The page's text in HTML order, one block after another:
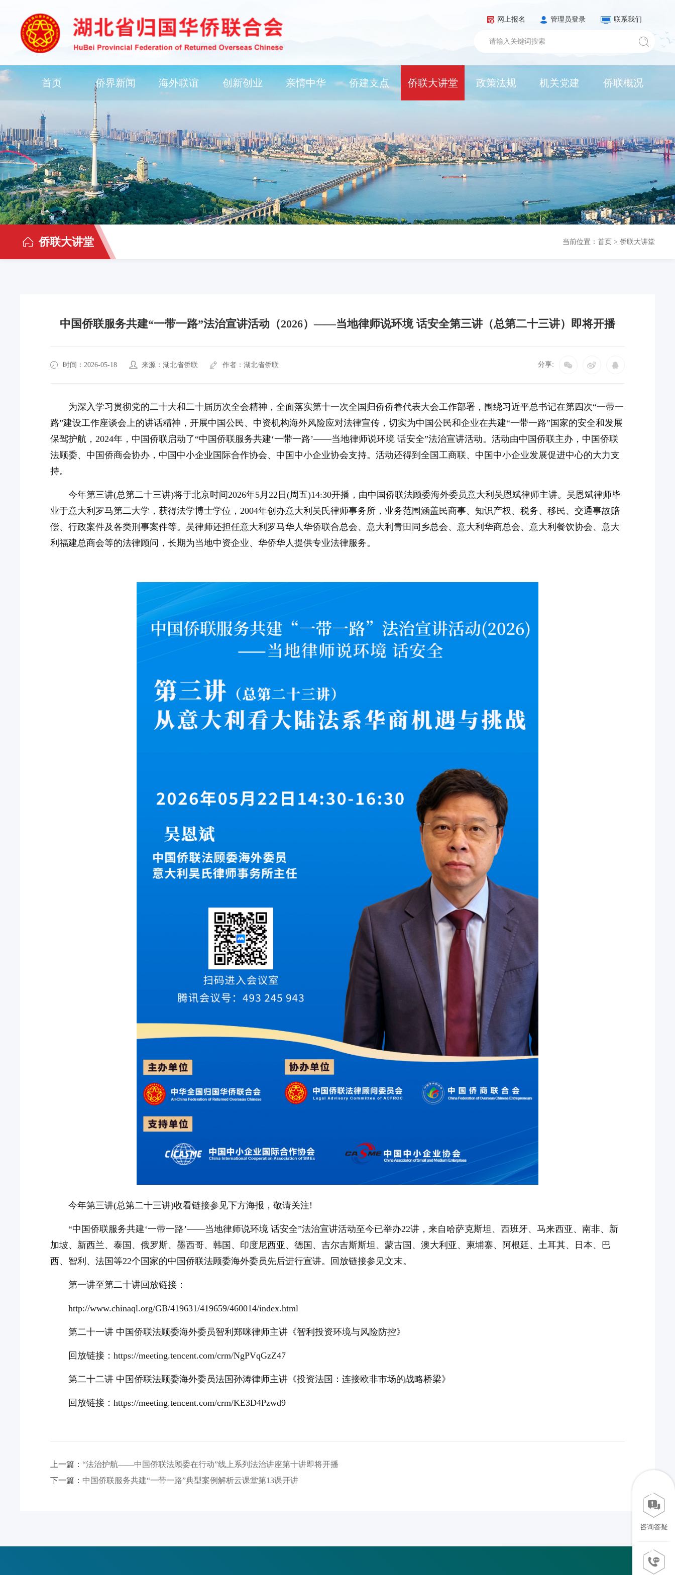
网上报名 管理员登录 联系我们
首页 侨界新闻 海外联谊 创新创业 亲情中华 侨建支点 侨联大讲堂 政策法规 机关党建 侨联概况
侨联大讲堂 当前位置： 首页 > 侨联大讲堂
中国侨联服务共建“一带一路”法治宣讲活动（2026）——当地律师说环境 话安全第三讲（总第二十三讲）即将开播
时间：2026-05-18 来源：湖北省侨联 作者：湖北省侨联 分享:
为深入学习贯彻党的二十大和二十届历次全会精神，全面落实第十一次全国归侨侨眷代表大会工作部署，围绕习近平总书记在第四次“一带一
路”建设工作座谈会上的讲话精神，开展中国公民、中资机构海外风险应对法律宣传，切实为中国公民和企业在共建“一带一路”国家的安全和发展
保驾护航，2024年，中国侨联启动了“中国侨联服务共建‘一带一路’——当地律师说环境 话安全”法治宣讲活动。活动由中国侨联主办，中国侨联
法顾委、中国侨商会协办，中国中小企业国际合作协会、中国中小企业协会支持。活动还得到全国工商联、中国中小企业发展促进中心的大力支
持。
今年第三讲(总第二十三讲)将于北京时间2026年5月22日(周五)14:30开播，由中国侨联法顾委海外委员意大利吴恩斌律师主讲。吴恩斌律师毕
业于意大利罗马第二大学，获得法学博士学位，2004年创办意大利吴氏律师事务所，业务范围涵盖民商事、知识产权、税务、移民、交通事故赔
偿、行政案件及各类刑事案件等。吴律师还担任意大利罗马华人华侨联合总会、意大利青田同乡总会、意大利华商总会、意大利餐饮协会、意大
利福建总商会等的法律顾问，长期为当地中资企业、华侨华人提供专业法律服务。
今年第三讲(总第二十三讲)收看链接参见下方海报，敬请关注!
“中国侨联服务共建‘一带一路’——当地律师说环境 话安全”法治宣讲活动至今已举办22讲，来自哈萨克斯坦、西班牙、马来西亚、南非、新
加坡、新西兰、泰国、俄罗斯、墨西哥、韩国、印度尼西亚、德国、吉尔吉斯斯坦、蒙古国、澳大利亚、柬埔寨、阿根廷、土耳其、日本、巴
西、智利、法国等22个国家的中国侨联法顾委海外委员先后进行宣讲。回放链接参见文末。
第一讲至第二十讲回放链接：
http://www.chinaql.org/GB/419631/419659/460014/index.html
第二十一讲 中国侨联法顾委海外委员智利郑咪律师主讲《智利投资环境与风险防控》
回放链接：https://meeting.tencent.com/crm/NgPVqGzZ47
第二十二讲 中国侨联法顾委海外委员法国孙涛律师主讲《投资法国：连接欧非市场的战略桥梁》
回放链接：https://meeting.tencent.com/crm/KE3D4Pzwd9
上一篇：“法治护航——中国侨联法顾委在行动”线上系列法治讲座第十讲即将开播
下一篇： 中国侨联服务共建“一带一路”典型案例解析云课堂第13课开讲
咨询答疑